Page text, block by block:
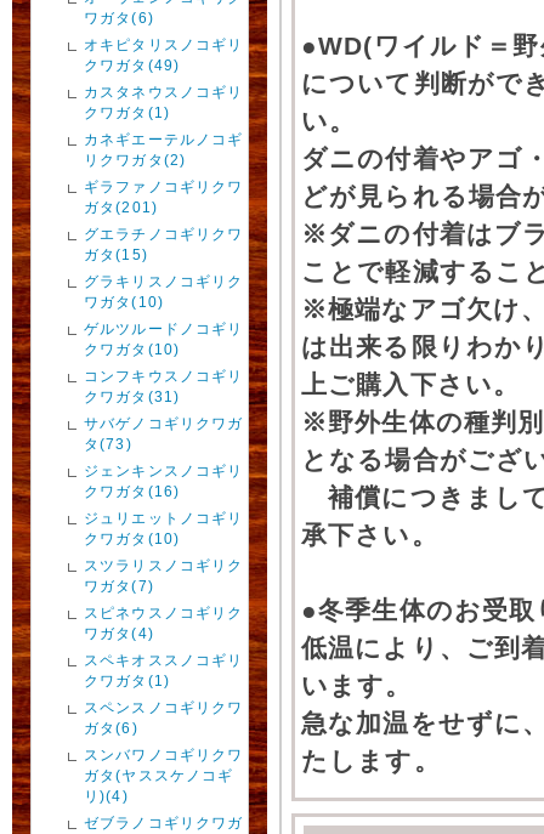
ワガタ(6)
オキピタリスノコギリ
クワガタ(49)
カスタネウスノコギリ
クワガタ(1)
カネギエーテルノコギ
リクワガタ(2)
ギラファノコギリクワ
ガタ(201)
グエラチノコギリクワ
ガタ(15)
グラキリスノコギリク
ワガタ(10)
ゲルツルードノコギリ
クワガタ(10)
コンフキウスノコギリ
クワガタ(31)
サバゲノコギリクワガ
タ(73)
ジェンキンスノコギリ
クワガタ(16)
ジュリエットノコギリ
クワガタ(10)
スツラリスノコギリク
ワガタ(7)
スピネウスノコギリク
ワガタ(4)
スペキオススノコギリ
クワガタ(1)
スペンスノコギリクワ
ガタ(6)
スンバワノコギリクワ
ガタ(ヤススケノコギ
リ)(4)
ゼブラノコギリクワガ
●WD(ワイルド＝
について判断がで
い。
ダニの付着やアゴ
どが見られる場合
※ダニの付着はブ
ことで軽減するこ
※極端なアゴ欠け
は出来る限りわか
上ご購入下さい。
※野外生体の種判
となる場合がござ
補償につきまし
承下さい。
●冬季生体のお受
低温により、ご到
います。
急な加温をせずに
たします。